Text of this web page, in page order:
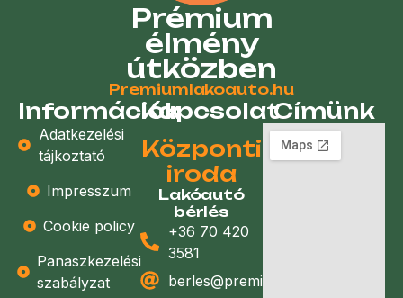
Prémium
élmény
útközben
Premiumlakoauto.hu
Információk
Adatkezelési
tájkoztató
Impresszum
Cookie policy
Panaszkezelési
szabályzat
Kapcsolat
Központi
iroda
Lakóautó
bérlés
+36 70 420
3581
berles@premiumlakoauto.hu
Címünk